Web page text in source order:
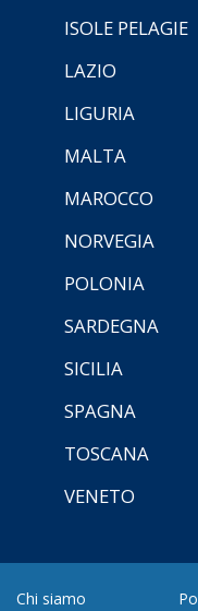
ISOLE PELAGIE
LAZIO
LIGURIA
MALTA
MAROCCO
NORVEGIA
POLONIA
SARDEGNA
SICILIA
SPAGNA
TOSCANA
VENETO
Chi siamo